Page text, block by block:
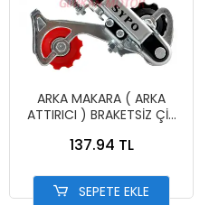
ARKA MAKARA ( ARKA
ATTIRICI ) BRAKETSİZ ÇİN
137.94 TL
SEPETE EKLE